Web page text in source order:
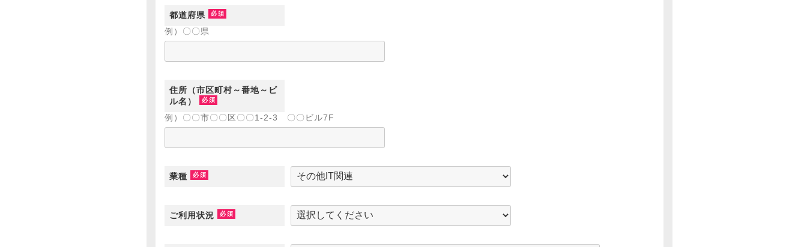
都道府県
例）〇〇県
住所（市区町村～番地～ビ
ル名）
例）〇〇市〇〇区〇〇1-2-3 〇〇ビル7F
業種
ご利用状況